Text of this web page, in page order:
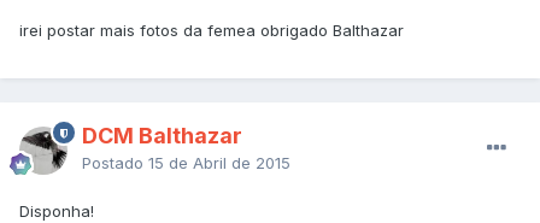
irei postar mais fotos da femea obrigado Balthazar
DCM Balthazar
Postado 15 de Abril de 2015
Disponha!